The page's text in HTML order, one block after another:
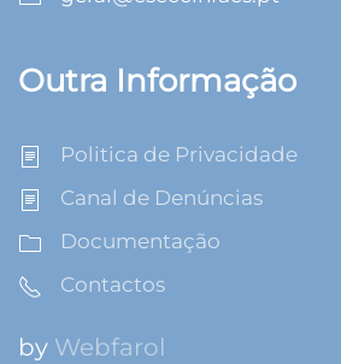
Outra Informação
Politica de Privacidade
Canal de Denúncias
Documentação
Contactos
by Webfarol